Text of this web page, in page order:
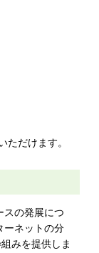
ただけます。
の発展につ
ーネットの分
みを提供しま